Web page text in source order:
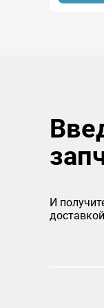
И